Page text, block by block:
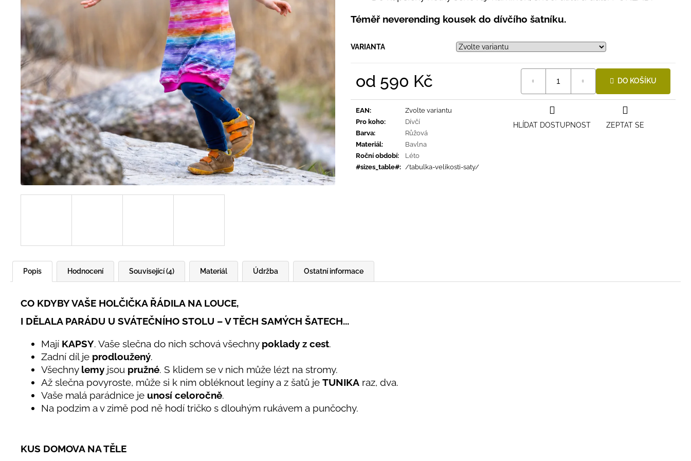
Téměř neverending kousek do dívčího šatníku.
VARIANTA
od 590 Kč DO KOŠÍKU
EAN:
Zvolte variantu
Pro koho:
Dívčí
Barva:
Růžová
Materiál:
Bavlna
Roční období:
Léto
#sizes_table#: /tabulka-velikosti-saty/
ZEPTAT SE
HLÍDAT DOSTUPNOST
Popis Hodnocení Související (4) Ostatní informace
Materiál Údržba
CO KDYBY VAŠE HOLČIČKA ŘÁDILA NA LOUCE,
I DĚLALA PARÁDU U SVÁTEČNÍHO STOLU – V TĚCH SAMÝCH ŠATECH...
Mají KAPSY. Vaše slečna do nich schová všechny poklady z cest.
Zadní díl je prodloužený.
Všechny lemy jsou pružné. S klidem se v nich může lézt na stromy.
Až slečna povyroste, může si k nim obléknout legíny a z šatů je TUNIKA raz, dva.
Vaše malá parádnice je unosí celoročně.
Na podzim a v zimě pod ně hodí tričko s dlouhým rukávem a punčochy.
KUS DOMOVA NA TĚLE
395 Kč
435 Kč